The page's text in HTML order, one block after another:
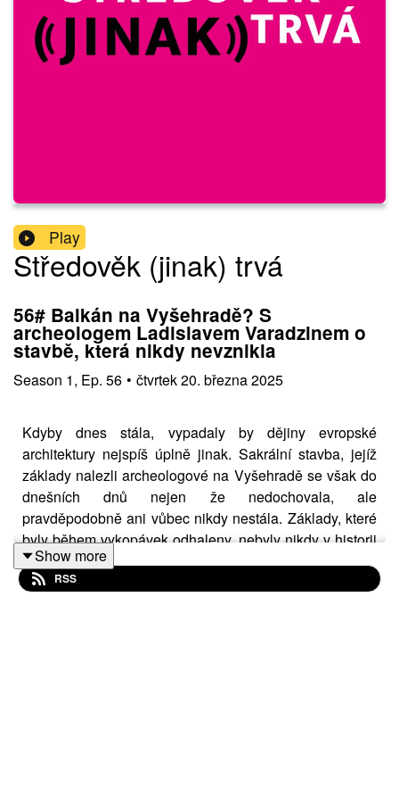
Play
Středověk (jinak) trvá
56# Balkán na Vyšehradě? S
archeologem Ladislavem Varadzinem o
stavbě, která nikdy nevznikla
Season 1, Ep. 56 • čtvrtek 20. března 2025
Kdyby dnes stála, vypadaly by dějiny evropské
architektury nejspíš úplně jinak. Sakrální stavba, jejíž
základy nalezli archeologové na Vyšehradě se však do
dnešních dnů nejen že nedochovala, ale
pravděpodobně ani vůbec nikdy nestála. Základy, které
byly během vykopávek odhaleny, nebyly nikdy v historii
doplněny dalším zdivem. Přesto vypovídají o tom, že
tento nedokončený projekt měl být možná tím
Show more
RSS